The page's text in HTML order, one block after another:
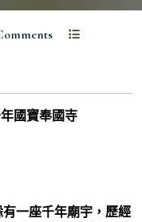
國寶奉國寺
一座千年廟宇，歷經